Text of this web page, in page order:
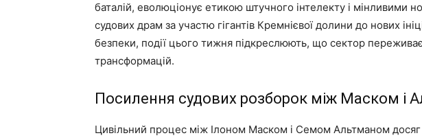
баталій, еволюціонує етикою штучного інтелекту і мінливими
судових драм за участю гігантів Кремнієвої долини до нових
безпеки, події цього тижня підкреслюють, що сектор
трансформацій.
Посилення судових розборок між Маском і
Цивільний процес між Ілоном Маском і Семом Альтманом досяг